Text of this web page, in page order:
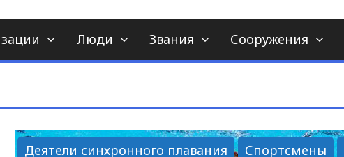
Люди Звания Сооружения
Деятели синхронного плавания Спортсмены